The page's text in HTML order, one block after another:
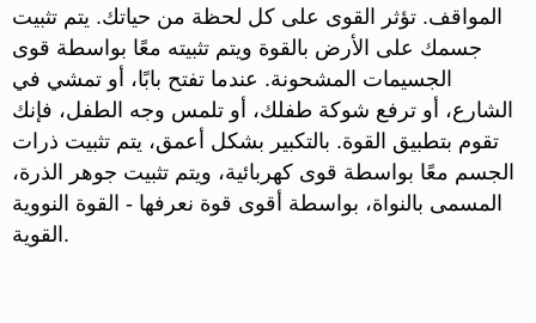
المواقف. تؤثر القوى على كل لحظة من حياتك. يتم تثبيت
جسمك على الأرض بالقوة ويتم تثبيته معًا بواسطة قوى
الجسيمات المشحونة. عندما تفتح بابًا، أو تمشي في
الشارع، أو ترفع شوكة طفلك، أو تلمس وجه الطفل، فإنك
تقوم بتطبيق القوة. بالتكبير بشكل أعمق، يتم تثبيت ذرات
الجسم معًا بواسطة قوى كهربائية، ويتم تثبيت جوهر الذرة،
المسمى بالنواة، بواسطة أقوى قوة نعرفها - القوة النووية
القوية.